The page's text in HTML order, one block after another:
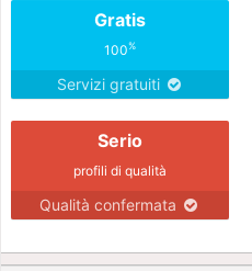
Gratis
100%
Servizi gratuiti
Serio
profili di qualità
Qualità confermata